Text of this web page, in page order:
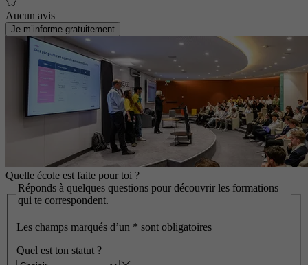
Aucun avis
Je m’informe gratuitement
Quelle école est faite pour toi ?
Réponds à quelques questions pour découvrir les formations
qui te correspondent.
Les champs marqués d’un * sont obligatoires
Quel est ton statut ?